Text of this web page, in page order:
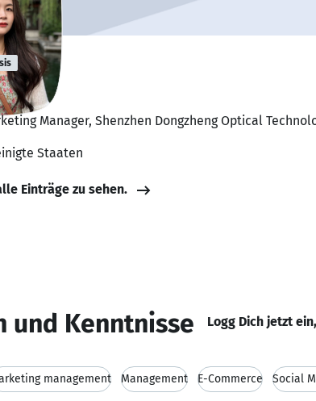
Manager, Shenzhen Dongzheng Optical
Staaten
Einträge zu sehen.
und Kenntnisse Logg Dich jetzt
management Management E-Commerce Social